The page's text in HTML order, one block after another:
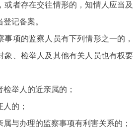
或者存在交往情形的，知情人应当及
记备案。
项的监察人员有下列情形之一的，
象、检举人及其他有关人员也有权要
检举人的近亲属的；
人的；
属与办理的监察事项有利害关系的；